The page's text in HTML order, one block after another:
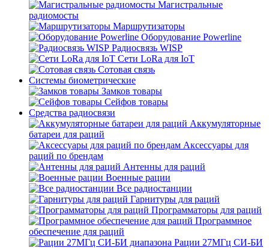
Магистральные
радиомосты
Маршрутизаторы
Оборудование Powerline
Радиосвязь WISP
Сети LoRa для IoT
Сотовая связь
Системы биометрические
Замков товары
Сейфов товары
Средства радиосвязи
Аккумуляторные
батареи для раций
Аксессуары для
раций по брендам
Антенны для раций
Военные рации
Все радиостанции
Гарнитуры для раций
Программаторы для раций
Программное
обеспечение для раций
Рации 27МГц СИ-БИ